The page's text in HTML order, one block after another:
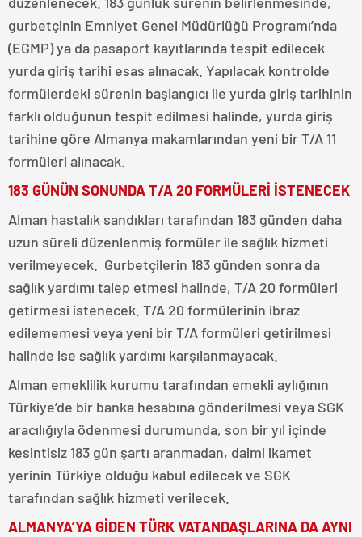
gurbetçinin Emniyet Genel Müdürlüğü Programı’nda
(EGMP) ya da pasaport kayıtlarında tespit edilecek
yurda giriş tarihi esas alınacak. Yapılacak kontrolde
formülerdeki sürenin başlangıcı ile yurda giriş tarihinin
farklı olduğunun tespit edilmesi halinde, yurda giriş
tarihine göre Almanya makamlarından yeni bir T/A 11
formüleri alınacak.
183 GÜNÜN SONUNDA T/A 20 FORMÜLERİ İSTENECEK
Alman hastalık sandıkları tarafından 183 günden daha
uzun süreli düzenlenmiş formüler ile sağlık hizmeti
verilmeyecek. Gurbetçilerin 183 günden sonra da
sağlık yardımı talep etmesi halinde, T/A 20 formüleri
getirmesi istenecek. T/A 20 formülerinin ibraz
edilememesi veya yeni bir T/A formüleri getirilmesi
halinde ise sağlık yardımı karşılanmayacak.
Alman emeklilik kurumu tarafından emekli aylığının
Türkiye’de bir banka hesabına gönderilmesi veya SGK
aracılığıyla ödenmesi durumunda, son bir yıl içinde
kesintisiz 183 gün şartı aranmadan, daimi ikamet
yerinin Türkiye olduğu kabul edilecek ve SGK
tarafından sağlık hizmeti verilecek.
ALMANYA’YA GİDEN TÜRK VATANDAŞLARINA DA AYNI